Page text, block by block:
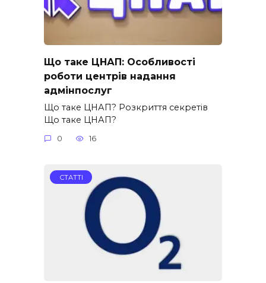
Що таке ЦНАП: Особливості
роботи центрів надання
адмінпослуг
Що таке ЦНАП? Розкриття секретів
Що таке ЦНАП?
0 16
СТАТТІ